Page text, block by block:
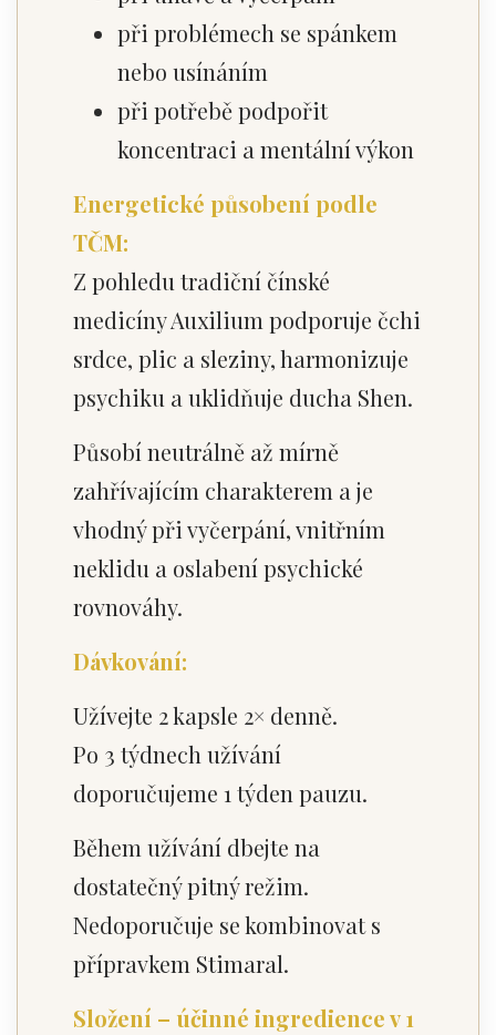
při problémech se spánkem
nebo usínáním
při potřebě podpořit
koncentraci a mentální výkon
Energetické působení podle
TČM:
Z pohledu tradiční čínské
medicíny Auxilium podporuje čchi
srdce, plic a sleziny, harmonizuje
psychiku a uklidňuje ducha Shen.
Působí neutrálně až mírně
zahřívajícím charakterem a je
vhodný při vyčerpání, vnitřním
neklidu a oslabení psychické
rovnováhy.
Dávkování:
Užívejte 2 kapsle 2× denně.
Po 3 týdnech užívání
doporučujeme 1 týden pauzu.
Během užívání dbejte na
dostatečný pitný režim.
Nedoporučuje se kombinovat s
přípravkem Stimaral.
Složení – účinné ingredience v 1